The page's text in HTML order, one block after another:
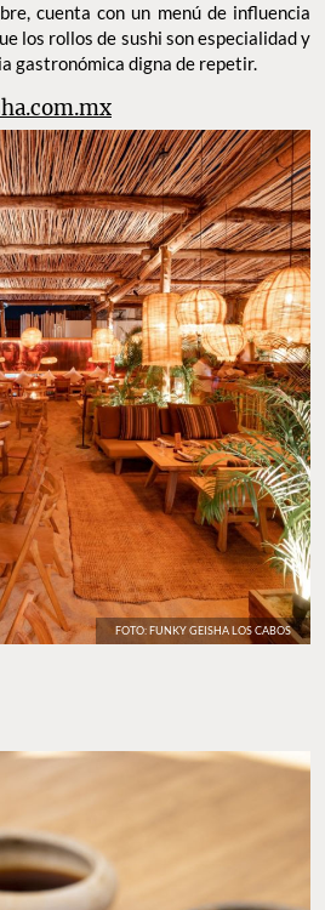
cuenta con un menú de influencia
los rollos de sushi son especialidad y
gastronómica digna de repetir.
FOTO: FUNKY GEISHA LOS CABOS